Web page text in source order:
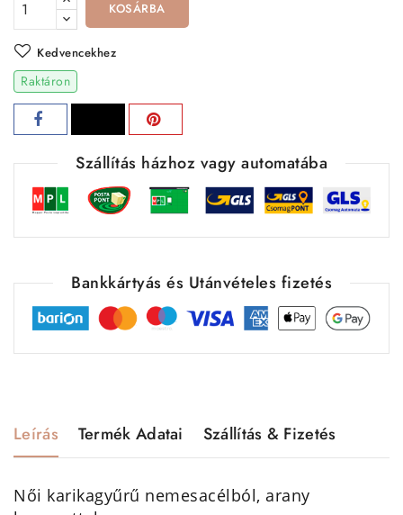
KOSÁRBA
Kedvencekhez
Raktáron
Szállítás házhoz vagy automatába
Bankkártyás és Utánvételes fizetés
Leírás Termék Adatai Szállítás & Fizetés
Női karikagyűrű nemesacélból, arany